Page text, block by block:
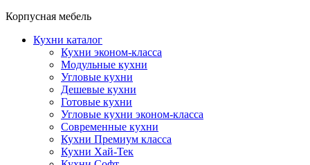
Корпусная мебель
Кухни каталог
Кухни эконом-класса
Модульные кухни
Угловые кухни
Дешевые кухни
Готовые кухни
Угловые кухни эконом-класса
Современные кухни
Кухни Премиум класса
Кухни Хай-Тек